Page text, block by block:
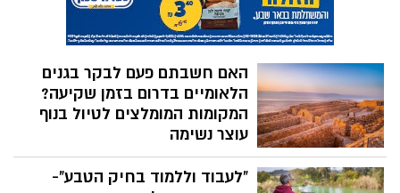
האם חשבתם פעם לבקר בגנים
הלאומיים בדרום בזמן שקיעה?
המקומות המומלצים לטיול בנוף
עוצר נשימה
רשות הטבע והגנים מזמינה אתכם לבלות
בזמן הכי יפה ביום שעת השקיעה בגנים
"לעבוד וללמוד בחיק הטבע"-